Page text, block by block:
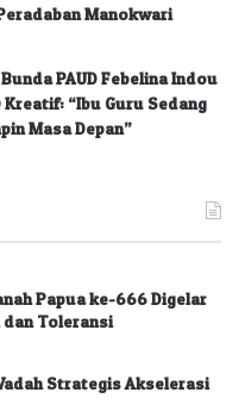
Manokwari
PAUD Febelina Indou
Kreatif: “Ibu Guru Sedang
Masa Depan”
Papua ke-666 Digelar
Toleransi
Strategis Akselerasi